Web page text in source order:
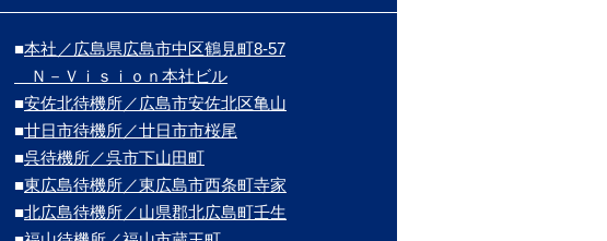
■本社／広島県広島市中区鶴見町8-57
Ｎ－Ｖｉｓｉｏｎ本社ビル
■安佐北待機所／広島市安佐北区亀山
■廿日市待機所／廿日市市桜尾
■呉待機所／呉市下山田町
■東広島待機所／東広島市西条町寺家
■北広島待機所／山県郡北広島町壬生